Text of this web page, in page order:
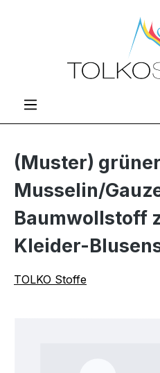
Zum Hauptinhalt springen
(Muster) grüner
Musselin/
Baumwollstoff
Kleider-
TOLKO Stoffe